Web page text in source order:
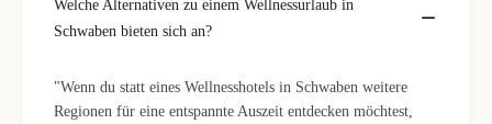
Welche Alternativen zu einem Wellnessurlaub in
Schwaben bieten sich an?
"Wenn du statt eines Wellnesshotels in Schwaben weitere
Regionen für eine entspannte Auszeit entdecken möchtest,